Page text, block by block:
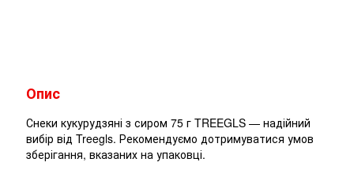
Опис
Снеки кукурудзяні з сиром 75 г TREEGLS — надійний
вибір від Treegls. Рекомендуємо дотримуватися умов
зберігання, вказаних на упаковці.